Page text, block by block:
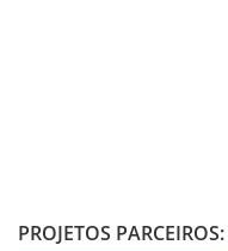
PROJETOS PARCEIROS: